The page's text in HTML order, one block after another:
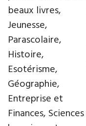
beaux livres,
Jeunesse,
Parascolaire,
Histoire,
Esotérisme,
Géographie,
Entreprise et
Finances, Sciences